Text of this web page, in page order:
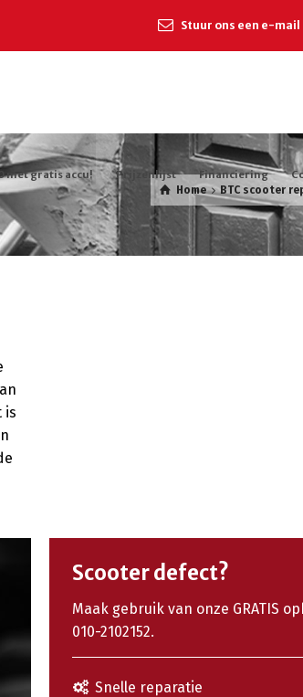
Stuur ons een e-mail
met gratis accu! Prijzenlijst Financiering
Home BTC scooter
is
Scooter defect?
Maak gebruik van onze GRATIS
010-2102152.
Snelle reparatie